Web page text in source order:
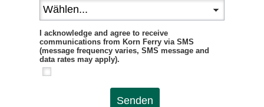
I acknowledge and agree to receive
communications from Korn Ferry via SMS
(message frequency varies, SMS message and
data rates may apply).
Senden